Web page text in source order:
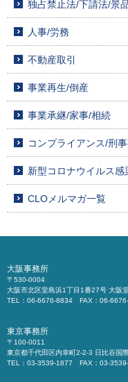
独占禁止法/下請法/景
人事/労務
不動産取引
事業再生/倒産
事業承継/家事/相続
コンプライアンス/刑
新型コロナウイルス
CLOメルマガ一覧
大阪事務所
〒530-0004
大阪市北区堂島浜1丁目1番27号 大阪
TEL：06-6676-8834 FAX：06-
東京事務所
〒100-0011
東京都千代田区内幸町2-2-3 日比谷国
TEL：03-3539-1877 FAX：03-